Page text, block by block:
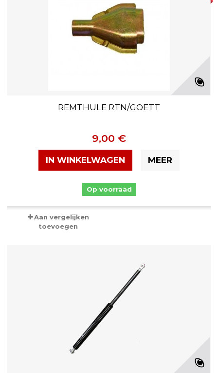
REMTHULE RTN/GOETT
9,00 €
IN WINKELWAGEN MEER
Op voorraad
Aan vergelijken
toevoegen